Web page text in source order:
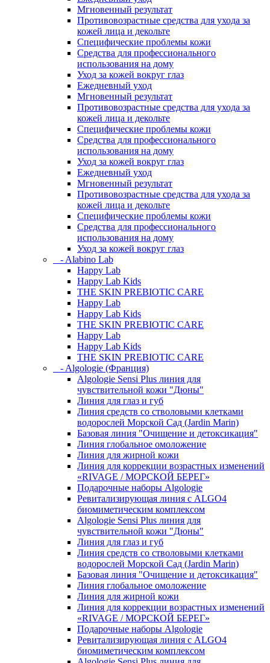
Мгновенный результат
Противовозрастные средства для ухода за
кожей лица и декольте
Специфические проблемы кожи
Средства для профессионального
использования на дому
Уход за кожей вокруг глаз
Ежедневный уход
Мгновенный результат
Противовозрастные средства для ухода за
кожей лица и декольте
Специфические проблемы кожи
Средства для профессионального
использования на дому
Уход за кожей вокруг глаз
Ежедневный уход
Мгновенный результат
Противовозрастные средства для ухода за
кожей лица и декольте
Специфические проблемы кожи
Средства для профессионального
использования на дому
Уход за кожей вокруг глаз
- Alabino Lab
Happy Lab
Happy Lab Kids
THE SKIN PREBIOTIC CARE
Happy Lab
Happy Lab Kids
THE SKIN PREBIOTIC CARE
Happy Lab
Happy Lab Kids
THE SKIN PREBIOTIC CARE
- Algologie (Франция)
Algologie Sensi Plus линия для
чувcтвительной кожи "Дюны"
Линия для глаз и губ
Линия средств со стволовыми клетками
водорослей Морской Сад (Jardin Marin)
Базовая линия "Очищение и детоксикация"
Линия глобальное омоложение
Линия для жирной кожи
Линия для коррекции возрастных изменений
«RIVAGE / МОРСКОЙ БЕРЕГ»
Подарочные наборы Algologie
Ревитализирующая линия с ALGO4
биомиметическим комплексом
Algologie Sensi Plus линия для
чувcтвительной кожи "Дюны"
Линия для глаз и губ
Линия средств со стволовыми клетками
водорослей Морской Сад (Jardin Marin)
Базовая линия "Очищение и детоксикация"
Линия глобальное омоложение
Линия для жирной кожи
Линия для коррекции возрастных изменений
«RIVAGE / МОРСКОЙ БЕРЕГ»
Подарочные наборы Algologie
Ревитализирующая линия с ALGO4
биомиметическим комплексом